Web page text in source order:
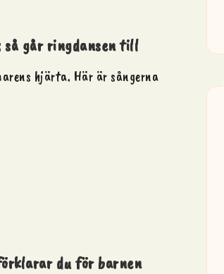
så går ringdansen till
hjärta. Här är sångerna
du för barnen